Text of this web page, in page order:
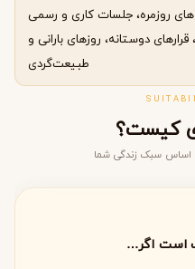
روزمره، جلسات کاری و رسمی
دوستانه، روزهای بارانی و
طبیعت‌گردی
کیست؟
اساس سبک زندگی شما
است اگر…